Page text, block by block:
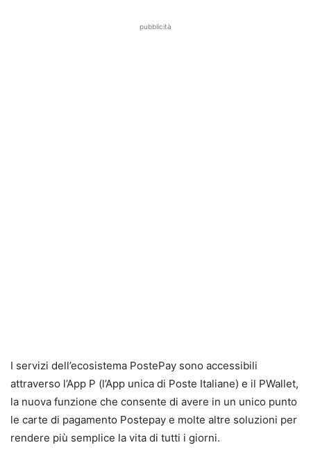
pubblicità
I servizi dell’ecosistema PostePay sono accessibili
attraverso l’App P (l’App unica di Poste Italiane) e il PWallet,
la nuova funzione che consente di avere in un unico punto
le carte di pagamento Postepay e molte altre soluzioni per
rendere più semplice la vita di tutti i giorni.